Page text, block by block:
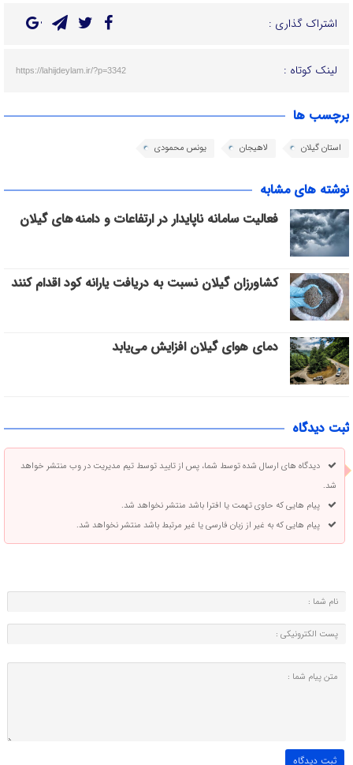
اشتراک گذاری :
لینک کوتاه : https://lahijdeylam.ir/?p=3342
برچسب ها
استان گیلان لاهیجان یونس محمودی
نوشته های مشابه
فعالیت سامانه ناپایدار در ارتفاعات و دامنه های گیلان
کشاورزان گیلان نسبت به دریافت یارانه کود اقدام کنند
دمای هوای گیلان افزایش می‌یابد
ثبت دیدگاه
دیدگاه های ارسال شده توسط شما، پس از تایید توسط تیم مدیریت در وب منتشر خواهد
شد.
پیام هایی که حاوی تهمت یا افترا باشد منتشر نخواهد شد.
پیام هایی که به غیر از زبان فارسی یا غیر مرتبط باشد منتشر نخواهد شد.